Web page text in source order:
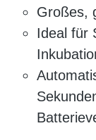
Großes,
Ideal für